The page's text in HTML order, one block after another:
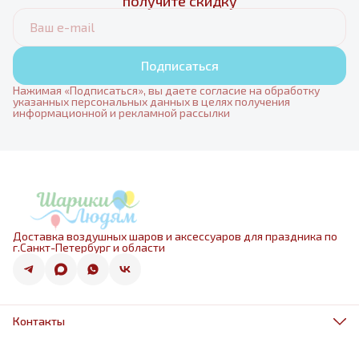
Подписаться
Нажимая «Подписаться», вы даете согласие на обработку
указанных персональных данных в целях получения
информационной и рекламной рассылки
Доставка воздушных шаров и аксессуаров для праздника по
г.Санкт-Петербург и области
Контакты